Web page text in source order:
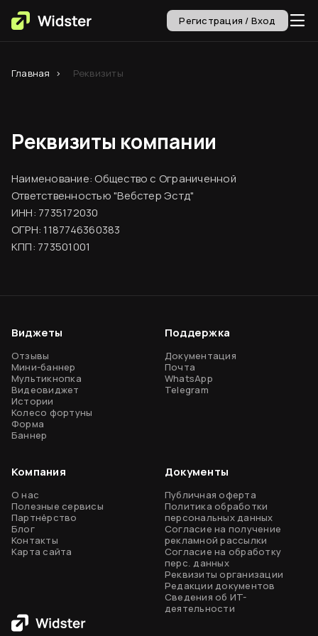
Регистрация / Вход
Виджеты
Отзывы
Мини-баннер
Мультикнопка
Видеовиджет
Колесо фортуны
Виджеты в Telegram
Форма
Сервисы
Главная Реквизиты
Реквизиты компании
Наименование: Общество с Ограниченной
Ответственностью "Вебстер Эстд"
ИНН: 7735172030
ОГРН: 1187746360383
КПП: 773501001
Виджеты
Отзывы
Мини-баннер
Мультикнопка
Видеовиджет
Истории
Колесо фортуны
Форма
Баннер
Поддержка
Документация
Почта
WhatsApp
Telegram
Компания
О нас
Полезные сервисы
Партнёрство
Блог
Контакты
Карта сайта
Документы
Публичная оферта
Политика обработки
персональных данных
Согласие на получение
рекламной рассылки
Согласие на обработку
перс. данных
Реквизиты организации
Редакции документов
Сведения об ИТ-
деятельности
Продолжая использовать сайт вы даёте согласие на использование
Cookie-файлов на условиях
Политики обработки персональных
данных. Если вы не хотите, чтобы ваши данные обрабатывались,